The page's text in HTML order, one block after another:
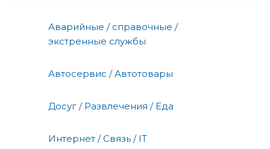
Аварийные / справочные /
экстренные службы
Автосервис / Автотовары
Досуг / Развлечения / Еда
Интернет / Связь / IT